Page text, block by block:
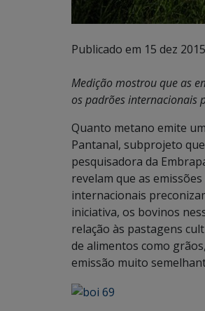
Publicado em 15 dez 2015
Medição mostrou que as
os padrões internacionais
Quanto metano emite
Pantanal, subprojeto
pesquisadora da
revelam que as
internacionais
iniciativa, os bovinos
relação às pastagens
de alimentos como
emissão muito